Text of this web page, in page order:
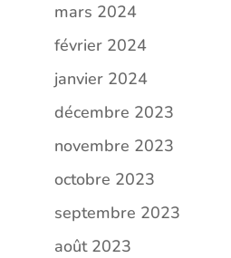
mars 2024
février 2024
janvier 2024
décembre 2023
novembre 2023
octobre 2023
septembre 2023
août 2023